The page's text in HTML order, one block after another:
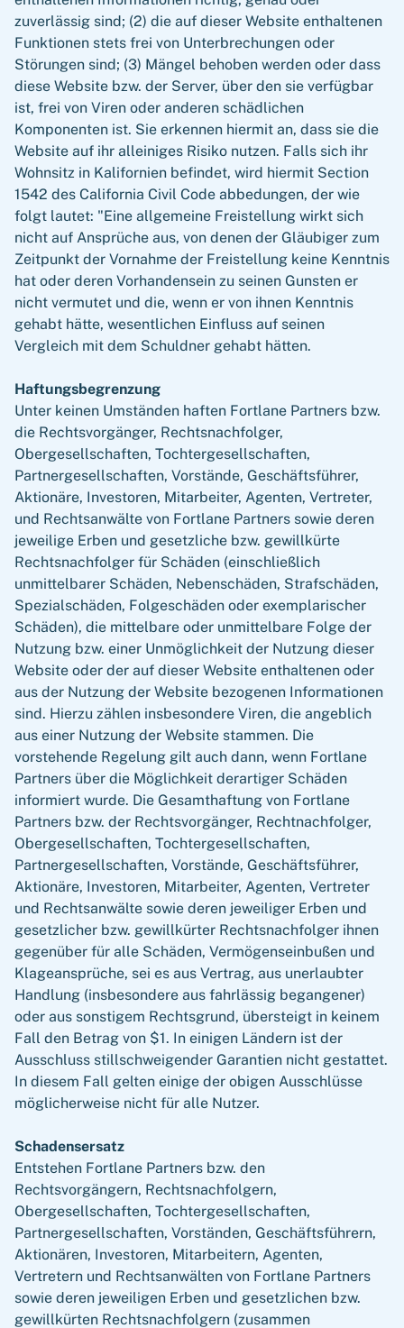
zuverlässig sind; (2) die auf dieser Website enthaltenen
Funktionen stets frei von Unterbrechungen oder
Störungen sind; (3) Mängel behoben werden oder dass
diese Website bzw. der Server, über den sie verfügbar
ist, frei von Viren oder anderen schädlichen
Komponenten ist. Sie erkennen hiermit an, dass sie die
Website auf ihr alleiniges Risiko nutzen. Falls sich ihr
Wohnsitz in Kalifornien befindet, wird hiermit Section
1542 des California Civil Code abbedungen, der wie
folgt lautet: "Eine allgemeine Freistellung wirkt sich
nicht auf Ansprüche aus, von denen der Gläubiger zum
Zeitpunkt der Vornahme der Freistellung keine Kenntnis
hat oder deren Vorhandensein zu seinen Gunsten er
nicht vermutet und die, wenn er von ihnen Kenntnis
gehabt hätte, wesentlichen Einfluss auf seinen
Vergleich mit dem Schuldner gehabt hätten.
Haftungsbegrenzung
Unter keinen Umständen haften Fortlane Partners bzw.
die Rechtsvorgänger, Rechtsnachfolger,
Obergesellschaften, Tochtergesellschaften,
Partnergesellschaften, Vorstände, Geschäftsführer,
Aktionäre, Investoren, Mitarbeiter, Agenten, Vertreter,
und Rechtsanwälte von Fortlane Partners sowie deren
jeweilige Erben und gesetzliche bzw. gewillkürte
Rechtsnachfolger für Schäden (einschließlich
unmittelbarer Schäden, Nebenschäden, Strafschäden,
Spezialschäden, Folgeschäden oder exemplarischer
Schäden), die mittelbare oder unmittelbare Folge der
Nutzung bzw. einer Unmöglichkeit der Nutzung dieser
Website oder der auf dieser Website enthaltenen oder
aus der Nutzung der Website bezogenen Informationen
sind. Hierzu zählen insbesondere Viren, die angeblich
aus einer Nutzung der Website stammen. Die
vorstehende Regelung gilt auch dann, wenn Fortlane
Partners über die Möglichkeit derartiger Schäden
informiert wurde. Die Gesamthaftung von Fortlane
Partners bzw. der Rechtsvorgänger, Rechtnachfolger,
Obergesellschaften, Tochtergesellschaften,
Partnergesellschaften, Vorstände, Geschäftsführer,
Aktionäre, Investoren, Mitarbeiter, Agenten, Vertreter
und Rechtsanwälte sowie deren jeweiliger Erben und
gesetzlicher bzw. gewillkürter Rechtsnachfolger ihnen
gegenüber für alle Schäden, Vermögenseinbußen und
Klageansprüche, sei es aus Vertrag, aus unerlaubter
Handlung (insbesondere aus fahrlässig begangener)
oder aus sonstigem Rechtsgrund, übersteigt in keinem
Fall den Betrag von $1. In einigen Ländern ist der
Ausschluss stillschweigender Garantien nicht gestattet.
In diesem Fall gelten einige der obigen Ausschlüsse
möglicherweise nicht für alle Nutzer.
Schadensersatz
Entstehen Fortlane Partners bzw. den
Rechtsvorgängern, Rechtsnachfolgern,
Obergesellschaften, Tochtergesellschaften,
Partnergesellschaften, Vorständen, Geschäftsführern,
Aktionären, Investoren, Mitarbeitern, Agenten,
Vertretern und Rechtsanwälten von Fortlane Partners
sowie deren jeweiligen Erben und gesetzlichen bzw.
gewillkürten Rechtsnachfolgern (zusammen